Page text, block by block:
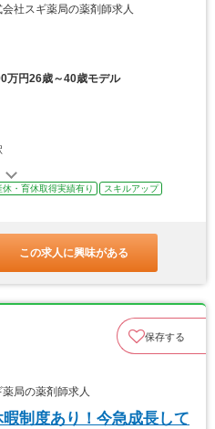
社スギ薬局の薬剤師求人
万円26歳～40歳モデル
休・育休取得実績有り
スキルアップ
この求人に興味がある
保存する
局の薬剤師求人
暇制度あり！今急成長して